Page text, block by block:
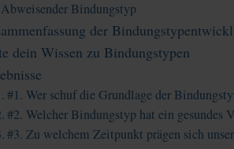
Abweisender Bindungstyp
der
dein Wissen zu Bindungstypen
#1. Wer schuf die Grundlage der
#2. Welcher Bindungstyp hat ein gesundes
#3. Zu welchem Zeitpunkt prägen sich